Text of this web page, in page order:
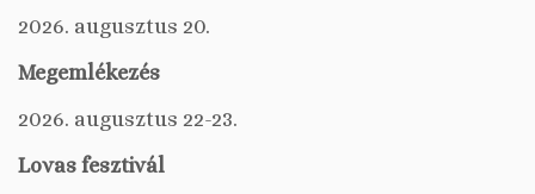
2026. augusztus 20.
Megemlékezés
2026. augusztus 22-23.
Lovas fesztivál